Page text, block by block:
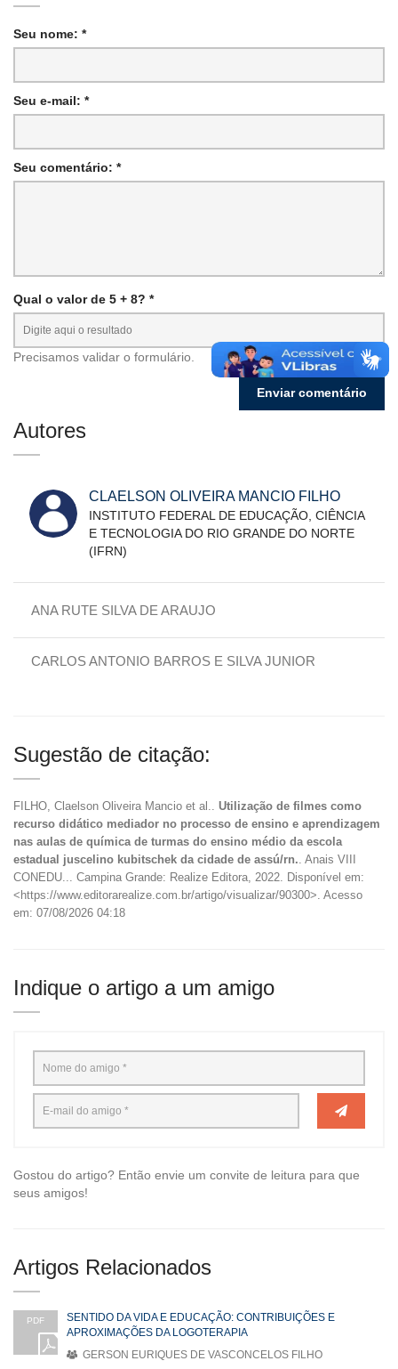
Seu nome: *
Seu e-mail: *
Seu comentário: *
Qual o valor de 5 + 8? *
Precisamos validar o formulário.
Autores
CLAELSON OLIVEIRA MANCIO FILHO
INSTITUTO FEDERAL DE EDUCAÇÃO, CIÊNCIA
E TECNOLOGIA DO RIO GRANDE DO NORTE
(IFRN)
ANA RUTE SILVA DE ARAUJO
CARLOS ANTONIO BARROS E SILVA JUNIOR
Sugestão de citação:
FILHO, Claelson Oliveira Mancio et al.. Utilização de filmes como
recurso didático mediador no processo de ensino e aprendizagem
nas aulas de química de turmas do ensino médio da escola
estadual juscelino kubitschek da cidade de assú/rn. . Anais VIII
CONEDU... Campina Grande: Realize Editora, 2022. Disponível em:
<https://www.editorarealize.com.br/artigo/visualizar/90300>. Acesso
em: 07/08/2026 04:18
Indique o artigo a um amigo
Gostou do artigo? Então envie um convite de leitura para que
seus amigos!
Artigos Relacionados
PDF
SENTIDO DA VIDA E EDUCAÇÃO: CONTRIBUIÇÕES E
APROXIMAÇÕES DA LOGOTERAPIA
GERSON EURIQUES DE VASCONCELOS FILHO